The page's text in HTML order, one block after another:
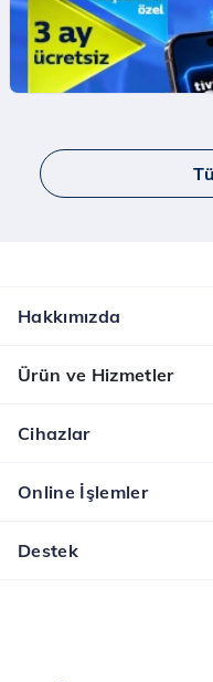
Mobil Ödeme ile
İndirim Fırsatı!
Mobil Ödeme ile
indirim kazan.
İncele
Yaay ve Bip
İncele
dünyanın tadını
İncele
Hakkımızda
Ürün ve Hizmetler
Cihazlar
Online İşlemler
Destek